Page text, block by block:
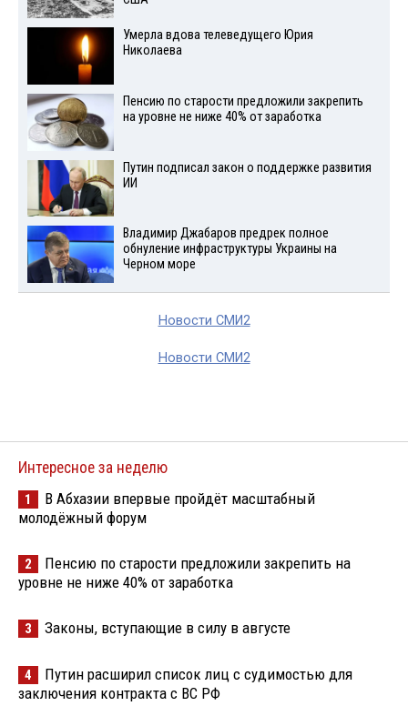
Умерла вдова телеведущего Юрия
Николаева
Пенсию по старости предложили закрепить
на уровне не ниже 40% от заработка
Путин подписал закон о поддержке развития
ИИ
Владимир Джабаров предрек полное
обнуление инфраструктуры Украины на
Черном море
Новости СМИ2
Новости СМИ2
Интересное за неделю
1
В Абхазии впервые пройдёт масштабный
молодёжный форум
2
Пенсию по старости предложили закрепить на
уровне не ниже 40% от заработка
3 Законы, вступающие в силу в августе
4
Путин расширил список лиц с судимостью для
заключения контракта с ВС РФ